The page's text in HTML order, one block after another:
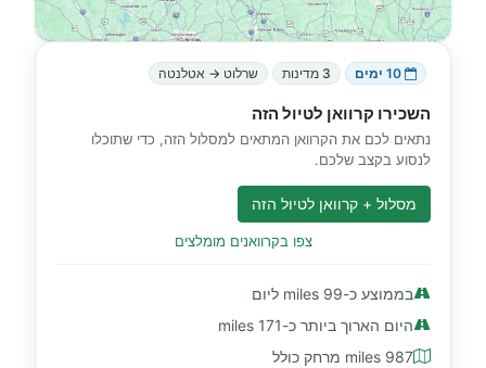
3 מדינות שרלוט → אטלנטה
השכירו קרוואן לטיול הזה
נתאים לכם את הקרוואן המתאים למסלול הזה, כדי שתוכלו
לנסוע בקצב שלכם.
מסלול + קרוואן לטיול הזה
צפו בקרוואנים מומלצים
בממוצע כ-99 miles ליום
היום הארוך ביותר כ-171 miles
987 miles מרחק כולל